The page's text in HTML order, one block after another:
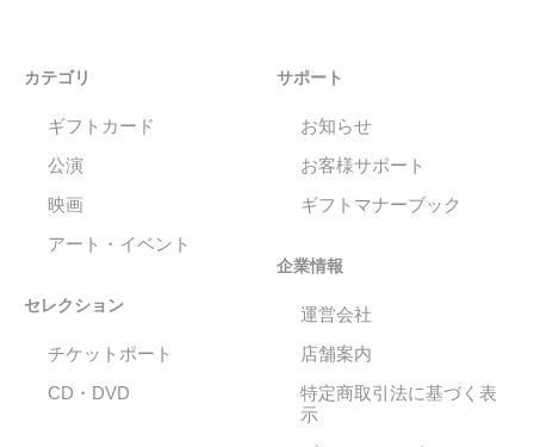
カテゴリ
ギフトカード
公演
映画
アート・イベント
セレクション
チケットポート
CD・DVD
サポート
お知らせ
お客様サポート
ギフトマナーブック
企業情報
運営会社
店舗案内
特定商取引法に基づく表
示